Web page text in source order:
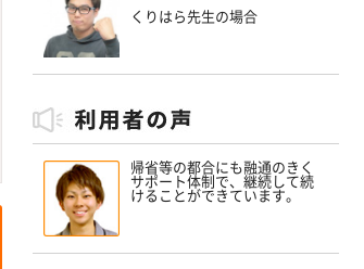
くりはら先生の場合
帰省等の都合にも融通のきく
サポート体制で、継続して続
けることができています。